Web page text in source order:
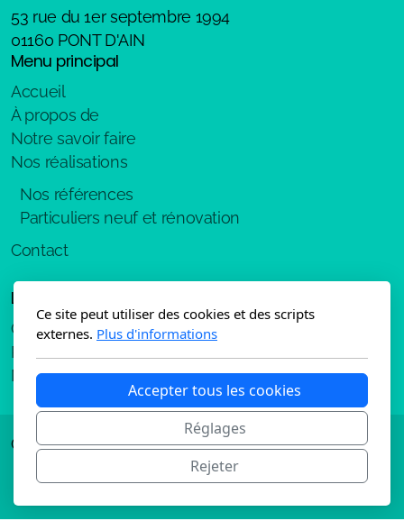
53 rue du 1er septembre 1994
01160 PONT D'AIN
Menu principal
Accueil
À propos de
Notre savoir faire
Nos réalisations
Nos références
Particuliers neuf et rénovation
Contact
Légal
Conditions d'utilisation
Politique de confidentialité
Mentions légales
Copyright, tous droits réservés
Ce site peut utiliser des cookies et des scripts
externes. Plus d'informations
Accepter tous les cookies
Réglages
Rejeter